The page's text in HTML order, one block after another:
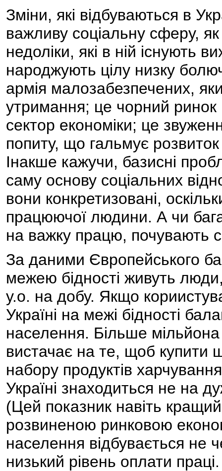
Зміни, які відбуваються в
важливу соціальну сферу,
недоліки, які в ній існують
народжують цілу низку
армія малозабезпечених,
утримання; це чорний ринок
сектор економіки; це
попиту, що гальмує
Інакше кажучи, базисні
саму основу соціальних
вони конкретизовані,
працюючої людини. А чи
на важку працю, почувають
За даними Європейського
межею бідності живуть
у.о. на добу. Якщо
Україні на межі бідності
населення. Більше
вистачає на те, щоб купити
набору продуктів
Україні знаходиться не на
(Цей показник навіть кращий
розвиненою ринковою
населення відбувається не
низький рівень оплати праці.